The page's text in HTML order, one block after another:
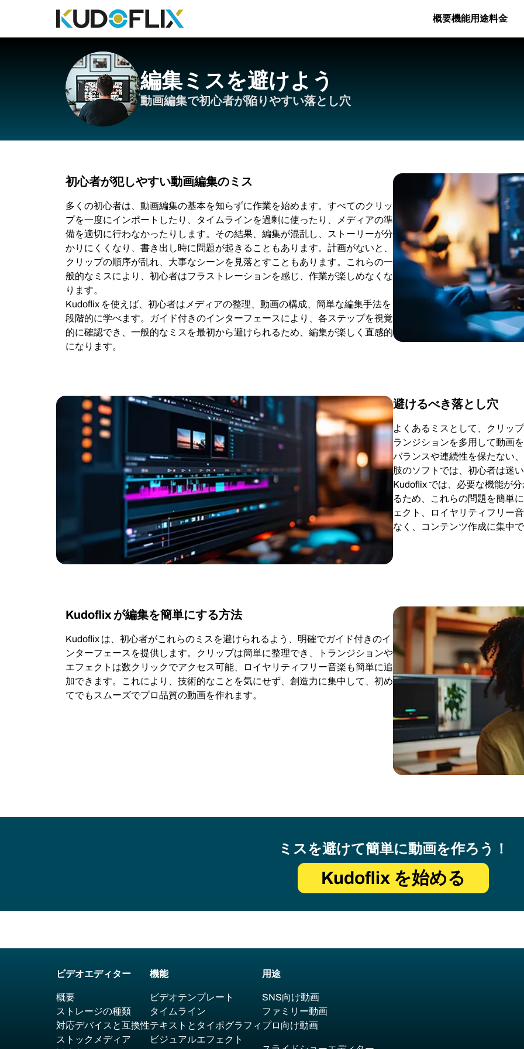
概要機能用途料金
編集ミスを避けよう
動画編集で初心者が陥りやすい落とし穴
初心者が犯しやすい動画編集のミス
多くの初心者は、動画編集の基本を知らずに作業を始めます。すべてのクリッ
プを一度にインポートしたり、タイムラインを過剰に使ったり、メディアの準
備を適切に行わなかったりします。その結果、編集が混乱し、ストーリーが分
かりにくくなり、書き出し時に問題が起きることもあります。計画がないと、
クリップの順序が乱れ、大事なシーンを見落とすこともあります。これらの一
般的なミスにより、初心者はフラストレーションを感じ、作業が楽しめなくな
ります。
Kudoflix を使えば、初心者はメディアの整理、動画の構成、簡単な編集手法を
段階的に学べます。ガイド付きのインターフェースにより、各ステップを視覚
的に確認でき、一般的なミスを最初から避けられるため、編集が楽しく直感的
になります。
避けるべき落とし穴
よくあるミスとして、クリッ
ランジションを多用して動画
バランスや連続性を保たない
肢のソフトでは、初心者は迷
Kudoflix では、必要な機能が
るため、これらの問題を簡単
ェクト、ロイヤリティフリー
なく、コンテンツ作成に集中
Kudoflix が編集を簡単にする方法
Kudoflix は、初心者がこれらのミスを避けられるよう、明確でガイド付きのイ
ンターフェースを提供します。クリップは簡単に整理でき、トランジションや
エフェクトは数クリックでアクセス可能、ロイヤリティフリー音楽も簡単に追
加できます。これにより、技術的なことを気にせず、創造力に集中して、初め
てでもスムーズでプロ品質の動画を作れます。
ミスを避けて簡単に動画を作ろう！
Kudoflix を始める
ビデオエディター
概要
ストレージの種類
対応デバイスと互換性
ストックメディア
機能
ビデオテンプレート
タイムライン
テキストとタイポグラフィ
ビジュアルエフェクト
用途
SNS向け動画
ファミリー動画
プロ向け動画